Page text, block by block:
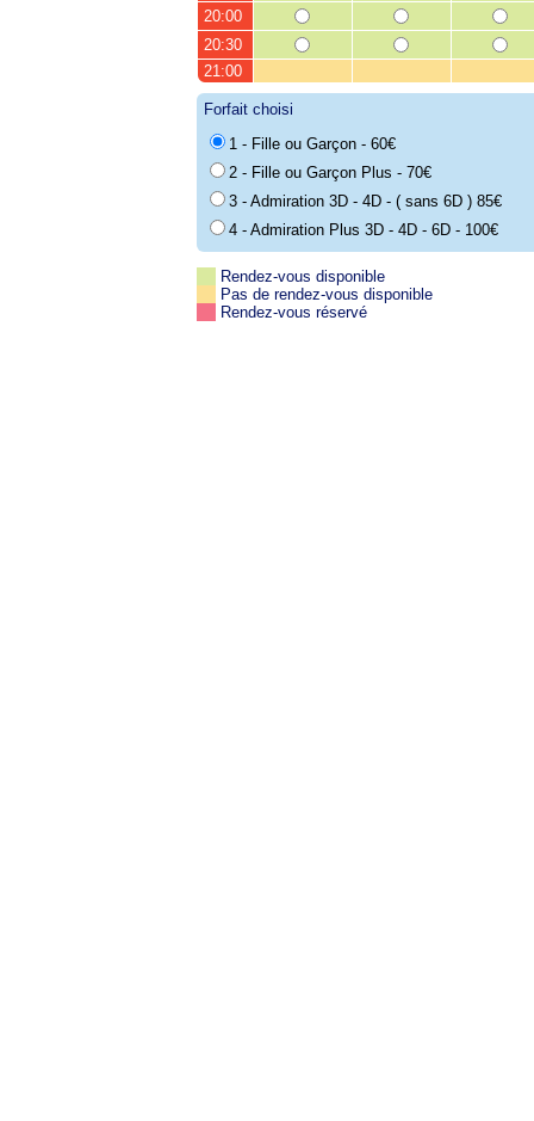
20:00
20:30
21:00
Forfait choisi
1 - Fille ou Garçon - 60€
2 - Fille ou Garçon Plus - 70€
3 - Admiration 3D - 4D - ( sans 6D ) 85€
4 - Admiration Plus 3D - 4D - 6D - 100€
Rendez-vous disponible
Pas de rendez-vous disponible
Rendez-vous réservé